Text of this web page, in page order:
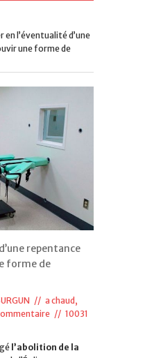
en l’éventualité d’une
une forme de
repentance
forme de
// a chaud,
// 10031
l’abolition de la